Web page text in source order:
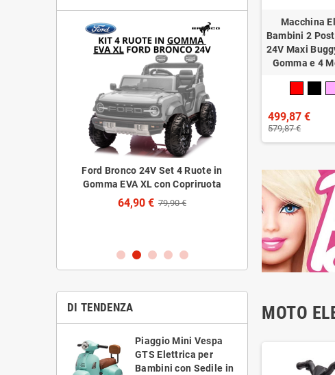
Copertura Telo Auto Giocattolo
Bambini Universale – Cover
Impermeabile, Anti-UV, per Veicoli
Elettrici Esterni e Interni
Set 4 Ruote in
CAT Caterpillar
Cassone
64,90 €
DI TENDENZA
Piaggio Mini Vespa
GTS Elettrica per
Bambini con Sedile in
Macchina
Bambini 2
24V Maxi
Gomma e 4
499,87 €
579,87 €
MOTO